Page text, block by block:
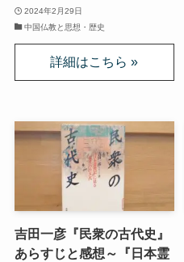
おすすめマルクス・エ
マルクス・エンゲルス
マルクス・エンゲルス
産業革命とイギリス・
ロシアの歴史・文化とド
ディストピア・SF小説
2024年2月29日
中国仏教と思想・歴史
吉田一彦『民衆の古代史』
あらすじと感想～『日本霊